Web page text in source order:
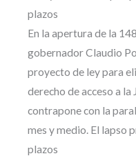
plazos
En la apertura de la
gobernador Claudio
proyecto de ley para
derecho de acceso a la
contrapone con la
mes y medio. El lapso
plazos